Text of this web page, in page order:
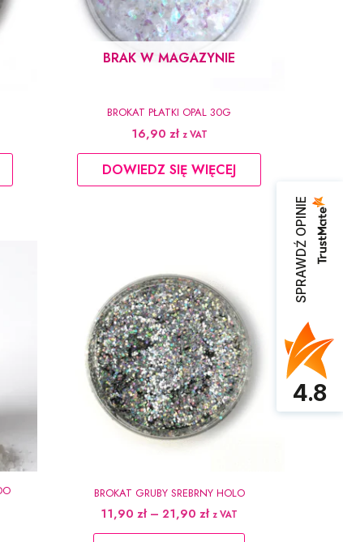
BRAK W MAGAZYNIE
BROKAT PŁATKI OPAL 30G
16,90 zł z VAT
DOWIEDZ SIĘ WIĘCEJ
BROKAT GRUBY SREBRNY HOLO
11,90 zł – 21,90 złZakres
z VAT
Ten
SPRAWDŹ OPINIE
4.8